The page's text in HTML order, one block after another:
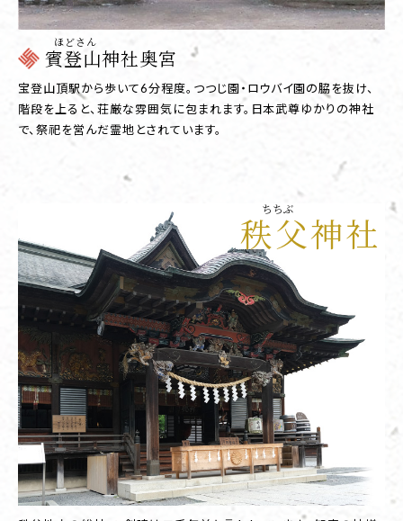
賓登山神社奥宮
ほどさん
宝登山頂駅から歩いて6分程度。つつじ園・ロウバイ園の脇を抜け、
階段を上ると、荘厳な雰囲気に包まれます。日本武尊ゆかりの神社
で、祭祀を営んだ霊地とされています。
秩父神社
ちちぶ